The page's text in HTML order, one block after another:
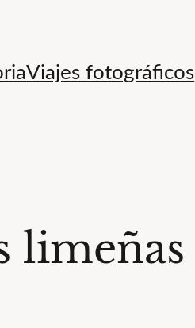
Viajes fotográficos
limeñas